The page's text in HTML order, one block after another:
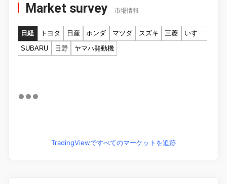
Market survey 市場情報
日経 トヨタ 日産 ホンダ マツダ スズキ 三菱
いすゞ
SUBARU
日野 ヤマハ発動機
TradingViewですべてのマーケットを追跡